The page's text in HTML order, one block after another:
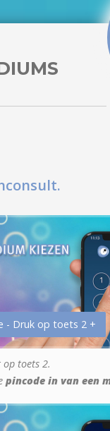
- Druk op toets 2 +
toets 2.
pincode in van een